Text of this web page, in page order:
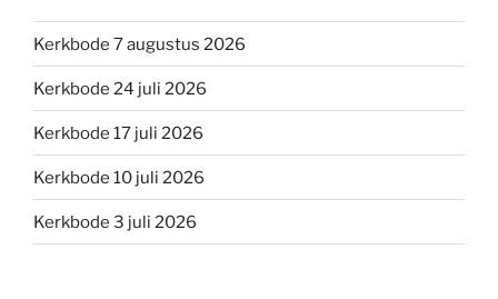
Kerkbode 7 augustus 2026
Kerkbode 24 juli 2026
Kerkbode 17 juli 2026
Kerkbode 10 juli 2026
Kerkbode 3 juli 2026